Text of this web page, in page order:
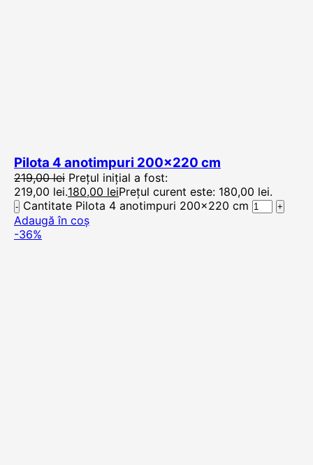
Pilota 4 anotimpuri 200×220 cm
219,00lei Prețul inițial a fost:
219,00 lei.180,00 leiPrețul curent este: 180,00 lei.
Cantitate Pilota 4 anotimpuri 200x220 cm
Adaugă în coș
-36%